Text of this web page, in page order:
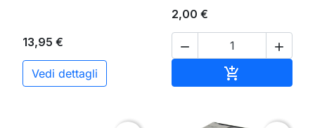
13,95 €
Vedi dettagli
2,00 €
 
